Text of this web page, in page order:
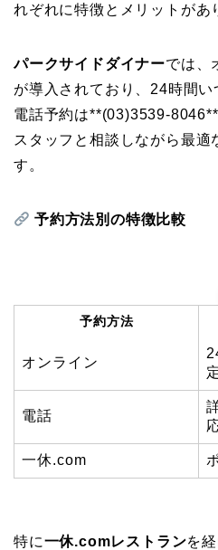
れぞれに特徴とメリットがあ
パークサイドダイナーでは、
が導入されており、24時間い
電話予約は**(03)3539-
スタッフと相談しながら最適
す。
予約方法別の特徴比較
予約方法
オンライン
電話
一休.com
特に一休.comレストランを